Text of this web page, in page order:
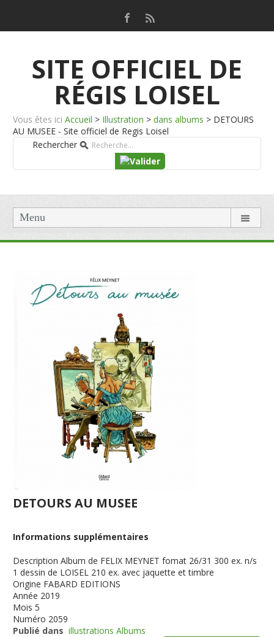
SITE OFFICIEL DE
RÉGIS LOISEL
Vous êtes ici Accueil > Illustration > dans albums > DETOURS
AU MUSEE - Site officiel de Regis Loisel
Rechercher
Menu
DETOURS AU MUSEE
Informations supplémentaires
Description Album de FELIX MEYNET fomat 26/31 300 ex. n/s
1 dessin de LOISEL 210 ex. avec jaquette et timbre
Origine FABARD EDITIONS
Année 2019
Mois 5
Numéro 2059
Publié dans illustrations Albums